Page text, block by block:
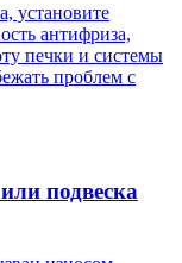
установите
антифриза,
печки и системы
проблем с
подвеска